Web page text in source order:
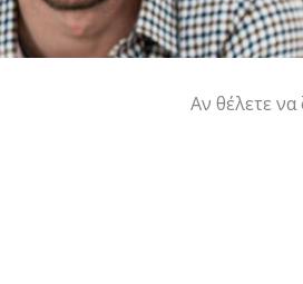
Αν θέλετε